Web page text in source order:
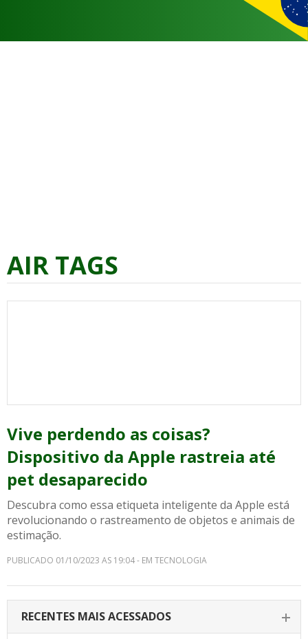
AIR TAGS
Vive perdendo as coisas?
Dispositivo da Apple rastreia até
pet desaparecido
Descubra como essa etiqueta inteligente da Apple está
revolucionando o rastreamento de objetos e animais de
estimação.
PUBLICADO 01/10/2023 AS 19:04 - EM TECNOLOGIA
RECENTES MAIS ACESSADOS